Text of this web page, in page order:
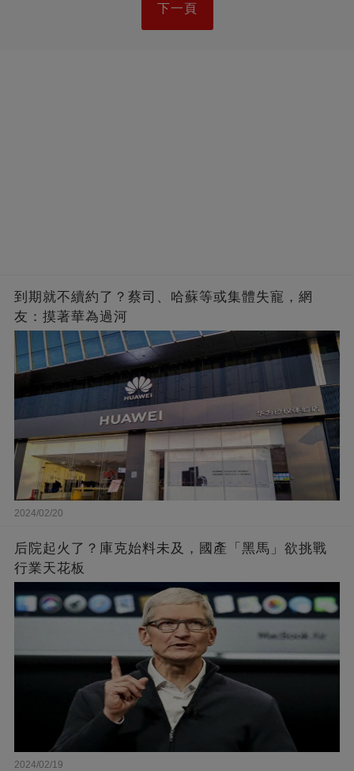
下一頁
到期就不續約了？蔡司、哈蘇等或集體失寵，網
友：摸著華為過河
2024/02/20
后院起火了？庫克始料未及，國產「黑馬」欲挑戰
行業天花板
2024/02/19